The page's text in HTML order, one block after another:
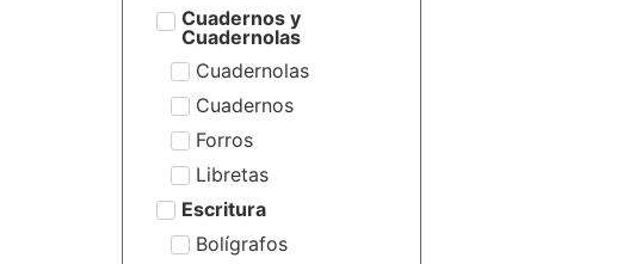
Cuadernos y
Cuadernolas
Cuadernolas
Cuadernos
Forros
Libretas
Escritura
Bolígrafos